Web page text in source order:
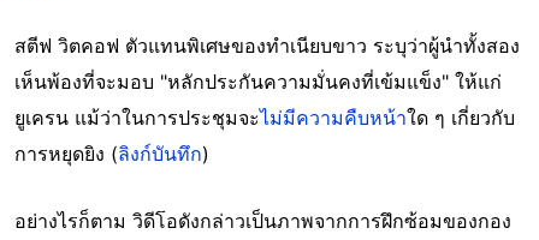
สตีฟ วิตคอฟ ตัวแทนพิเศษของทำเนียบขาว ระบุว่าผู้นำทั้งสอง
เห็นพ้องที่จะมอบ "หลักประกันความมั่นคงที่เข้มแข็ง" ให้แก่
ยูเครน แม้ว่าในการประชุมจะไม่มีความคืบหน้าใด ๆ เกี่ยวกับ
การหยุดยิง (ลิงก์บันทึก)
อย่างไรก็ตาม วิดีโอดังกล่าวเป็นภาพจากการฝึกซ้อมของกอง